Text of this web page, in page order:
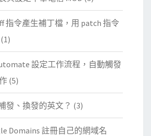
指令產生補丁檔，用 patch 指令
(1)
設定工作流程，自動觸發
(5)
發、換發的英文？ (3)
Domains 註冊自己的網域名